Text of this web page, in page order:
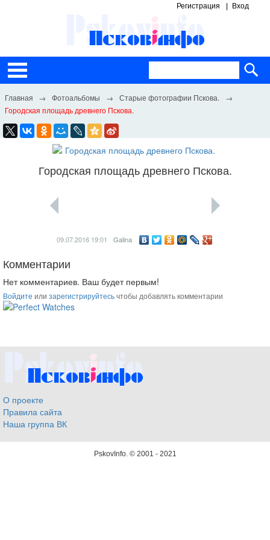
Регистрация Вход
Фотоальбомы
Старые фотографии Пскова.
Городская площадь древнего Пскова.
Городская площадь древнего Пскова.
09.07.2016 19:01 Galina
Комментарии
Нет комментариев. Ваш будет первым!
Войдите или зарегистрируйтесьчтобы добавлять комментарии
О проекте
Правила сайта
Наша группа ВК
PskovInfo. © 2001 - 2021